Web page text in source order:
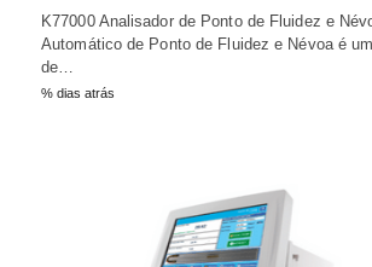
K77000 Analisador de Ponto de Fluidez e
Automático de Ponto de Fluidez e Névoa é
de…
% dias atrás